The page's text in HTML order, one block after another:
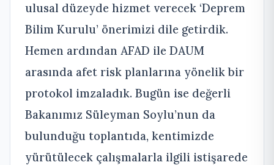
ulusal düzeyde hizmet verecek ‘Deprem
Bilim Kurulu’ önerimizi dile getirdik.
Hemen ardından AFAD ile DAUM
arasında afet risk planlarına yönelik bir
protokol imzaladık. Bugün ise değerli
Bakanımız Süleyman Soylu’nun da
bulunduğu toplantıda, kentimizde
yürütülecek çalışmalarla ilgili istişarede